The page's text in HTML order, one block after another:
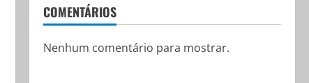
COMENTÁRIOS
Nenhum comentário para mostrar.